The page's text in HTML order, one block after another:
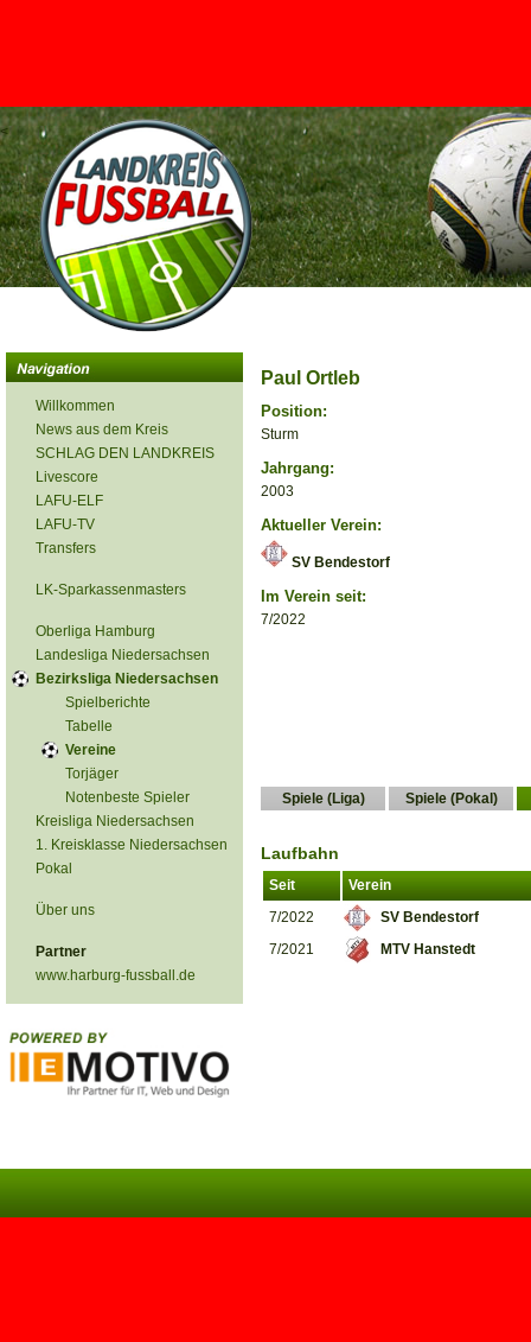
<
Willkommen
News aus dem Kreis
SCHLAG DEN LANDKREIS
Livescore
LAFU-ELF
LAFU-TV
Transfers
LK-Sparkassenmasters
Oberliga Hamburg
Landesliga Niedersachsen
Bezirksliga Niedersachsen
Spielberichte
Tabelle
Vereine
Torjäger
Notenbeste Spieler
Kreisliga Niedersachsen
1. Kreisklasse Niedersachsen
Pokal
Über uns
Partner
www.harburg-fussball.de
Paul Ortleb
Position:
Sturm
Jahrgang:
2003
Aktueller Verein:
SV Bendestorf
Im Verein seit:
7/2022
Spiele (Liga) Spiele (Pokal)
Laufbahn
Seit
Verein
7/2022
SV Bendestorf
7/2021
MTV Hanstedt